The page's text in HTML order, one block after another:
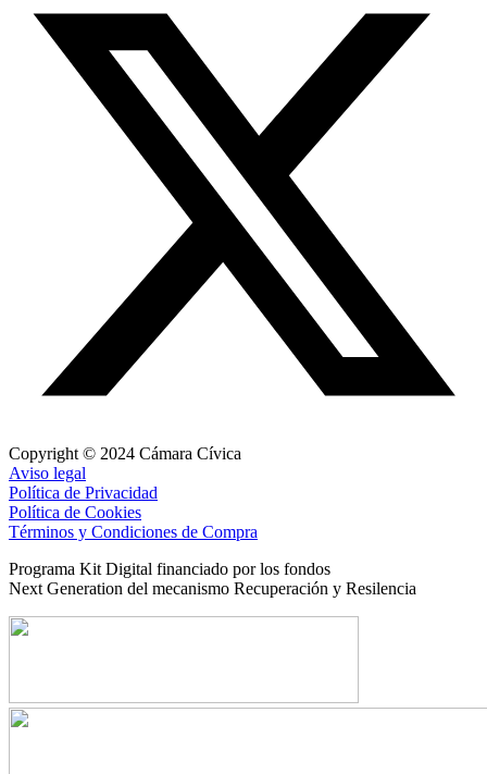
Copyright © 2024 Cámara Cívica
Aviso legal
Política de Privacidad
Política de Cookies
Términos y Condiciones de Compra
Programa Kit Digital financiado por los fondos
Next Generation del mecanismo Recuperación y Resilencia